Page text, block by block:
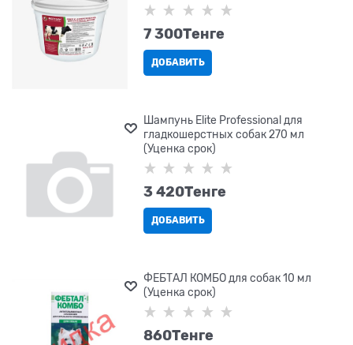
7 300Tенге
ДОБАВИТЬ
Шампунь Elite Professional для
гладкошерстных собак 270 мл
(Уценка срок)
3 420Tенге
ДОБАВИТЬ
ФЕБТАЛ КОМБО для собак 10 мл
(Уценка срок)
860Tенге